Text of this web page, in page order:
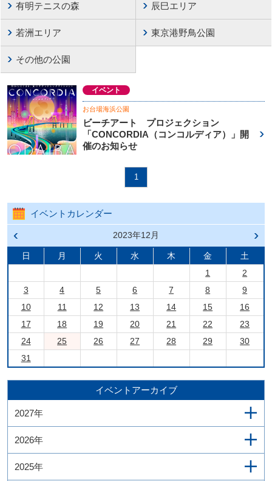
有明テニスの森 辰巳エリア
若洲エリア 東京港野鳥公園
その他の公園
イベント
お台場海浜公園
ビーチアート プロジェクション
「CONCORDIA（コンコルディア）」開
催のお知らせ
1
イベントカレンダー
前の
戻る
2023年12月
次の
進む
日 月 火 水 木 金
土
1
2
3
4 5 6 7 8
9
10
11 12 13 14 15
16
17
18 19 20 21 22
23
24
25 26 27 28 29
30
31
イベントアーカイブ
2027年
2026年
2025年